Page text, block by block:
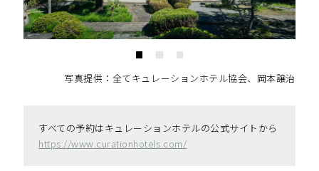
写真提供：全てキュレーションホテル協会、岡本譲治
すべての予約はキュレーションホテルの公式サイトから
https://www.curationhotels.com/